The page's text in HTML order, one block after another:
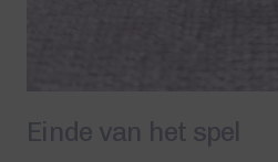
Einde van het spel